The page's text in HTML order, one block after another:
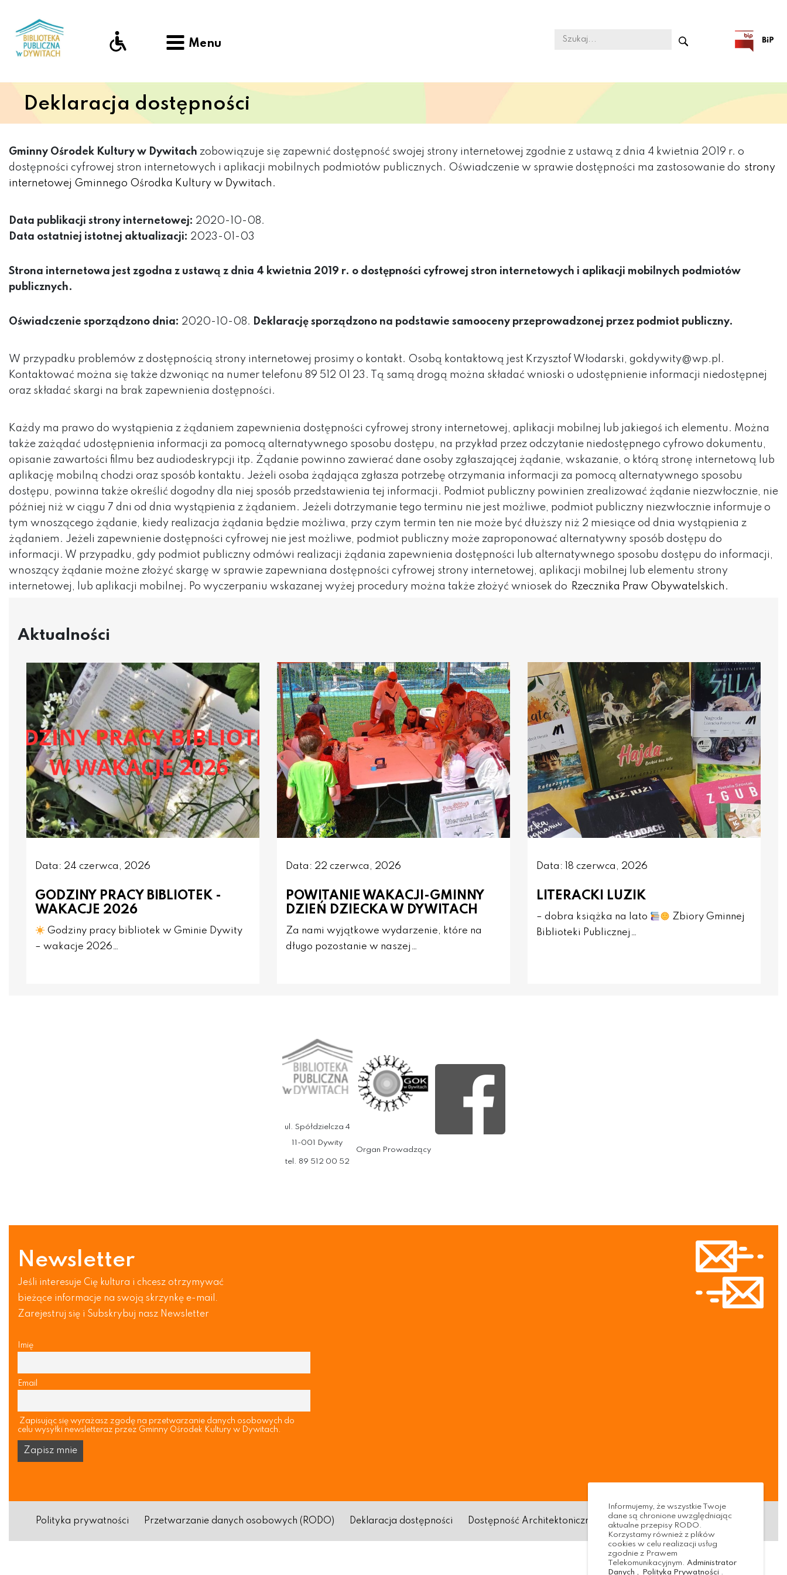
Menu
Deklaracja dostępności
Gminny Ośrodek Kultury w Dywitach zobowiązuje się zapewnić dostępność swojej strony internetowej zgodnie z ustawą z dnia 4 kwietnia 2019 r. o
dostępności cyfrowej stron internetowych i aplikacji mobilnych podmiotów publicznych. Oświadczenie w sprawie dostępności ma zastosowanie do strony
internetowej Gminnego Ośrodka Kultury w Dywitach.
Data publikacji strony internetowej: 2020-10-08.
Data ostatniej istotnej aktualizacji: 2023-01-03
Strona internetowa jest zgodna z ustawą z dnia 4 kwietnia 2019 r. o dostępności cyfrowej stron internetowych i aplikacji mobilnych podmiotów
publicznych.
Oświadczenie sporządzono dnia: 2020-10-08. Deklarację sporządzono na podstawie samooceny przeprowadzonej przez podmiot publiczny.
W przypadku problemów z dostępnością strony internetowej prosimy o kontakt. Osobą kontaktową jest Krzysztof Włodarski, gokdywity@wp.pl .
Kontaktować można się także dzwoniąc na numer telefonu 89 512 01 23. Tą samą drogą można składać wnioski o udostępnienie informacji niedostępnej
oraz składać skargi na brak zapewnienia dostępności.
Każdy ma prawo do wystąpienia z żądaniem zapewnienia dostępności cyfrowej strony internetowej, aplikacji mobilnej lub jakiegoś ich elementu. Można
także zażądać udostępnienia informacji za pomocą alternatywnego sposobu dostępu, na przykład przez odczytanie niedostępnego cyfrowo dokumentu,
opisanie zawartości filmu bez audiodeskrypcji itp. Żądanie powinno zawierać dane osoby zgłaszającej żądanie, wskazanie, o którą stronę internetową lub
aplikację mobilną chodzi oraz sposób kontaktu. Jeżeli osoba żądająca zgłasza potrzebę otrzymania informacji za pomocą alternatywnego sposobu
dostępu, powinna także określić dogodny dla niej sposób przedstawienia tej informacji. Podmiot publiczny powinien zrealizować żądanie niezwłocznie, nie
później niż w ciągu 7 dni od dnia wystąpienia z żądaniem. Jeżeli dotrzymanie tego terminu nie jest możliwe, podmiot publiczny niezwłocznie informuje o
tym wnoszącego żądanie, kiedy realizacja żądania będzie możliwa, przy czym termin ten nie może być dłuższy niż 2 miesiące od dnia wystąpienia z
żądaniem. Jeżeli zapewnienie dostępności cyfrowej nie jest możliwe, podmiot publiczny może zaproponować alternatywny sposób dostępu do
informacji. W przypadku, gdy podmiot publiczny odmówi realizacji żądania zapewnienia dostępności lub alternatywnego sposobu dostępu do informacji,
wnoszący żądanie możne złożyć skargę w sprawie zapewniana dostępności cyfrowej strony internetowej, aplikacji mobilnej lub elementu strony
internetowej, lub aplikacji mobilnej. Po wyczerpaniu wskazanej wyżej procedury można także złożyć wniosek do
Rzecznika Praw Obywatelskich.
Aktualności
Data: 24 czerwca, 2026
GODZINY PRACY BIBLIOTEK -
WAKACJE 2026
Godziny pracy bibliotek w Gminie Dywity
– wakacje 2026…
Data: 22 czerwca, 2026
POWITANIE WAKACJI-GMINNY
DZIEŃ DZIECKA W DYWITACH
Za nami wyjątkowe wydarzenie, które na
długo pozostanie w naszej…
Data: 18 czerwca, 2026
LITERACKI LUZIK
– dobra książka na lato
Zbiory Gminnej
Biblioteki Publicznej…
ul. Spółdzielcza 4
11-001 Dywity
tel. 89 512 00 52
Organ Prowadzący
Newsletter
Jeśli interesuje Cię kultura i chcesz otrzymywać
bieżące informacje na swoją skrzynkę e-mail.
Zarejestruj się i Subskrybuj nasz Newsletter
Imię
Email
Zapisując się wyrażasz zgodę na przetwarzanie danych osobowych do
celu wysyłki newsletteraz przez Gminny Ośrodek Kultury w Dywitach.
Polityka prywatności Przetwarzanie danych osobowych (RODO) Deklaracja dostępności Dostępność Architektoniczna Standardy ochrony małoletnich
Informujemy, że wszystkie Twoje
dane są chronione uwzględniając
aktualne przepisy RODO.
Korzystamy również z plików
cookies w celu realizacji usług
zgodnie z Prawem
Telekomunikacyjnym. Administrator
Danych , Polityka Prywatności .